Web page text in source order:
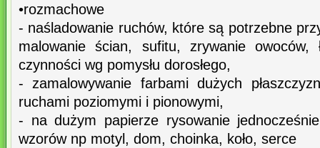
•rozmachowe
- naśladowanie ruchów, które są potrzebne
malowanie ścian, sufitu, zrywanie owoców,
czynności wg pomysłu dorosłego,
- zamalowywanie farbami dużych
ruchami poziomymi i pionowymi,
- na dużym papierze rysowanie
wzorów np motyl, dom, choinka, koło, serce